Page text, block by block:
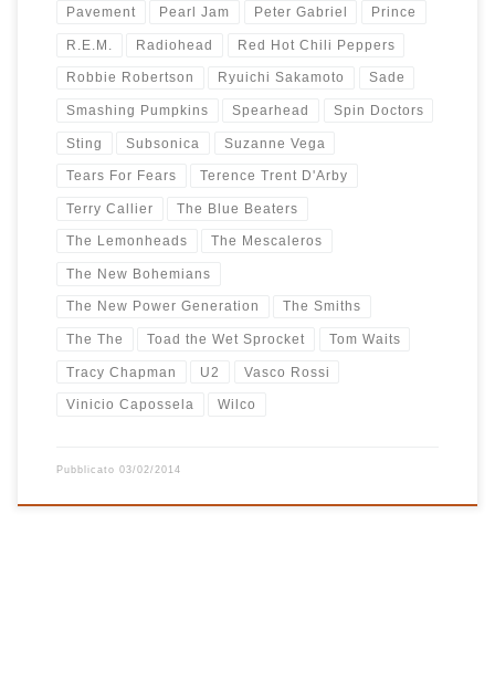
Pavement Pearl Jam Peter Gabriel Prince
R.E.M. Radiohead Red Hot Chili Peppers
Robbie Robertson Ryuichi Sakamoto Sade
Smashing Pumpkins Spearhead Spin Doctors
Sting Subsonica Suzanne Vega
Tears For Fears Terence Trent D'Arby
Terry Callier The Blue Beaters
The Lemonheads The Mescaleros
The New Bohemians
The New Power Generation The Smiths
The The Toad the Wet Sprocket Tom Waits
Tracy Chapman U2 Vasco Rossi
Vinicio Capossela Wilco
Pubblicato 03/02/2014